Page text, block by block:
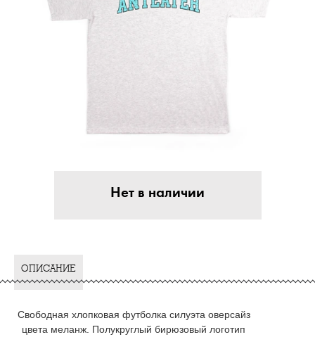
Нет в наличии
ОПИСАНИЕ
Свободная хлопковая футболка силуэта оверсайз
цвета меланж. Полукруглый бирюзовый логотип